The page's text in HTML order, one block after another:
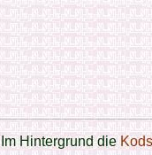
Im Hintergrund die